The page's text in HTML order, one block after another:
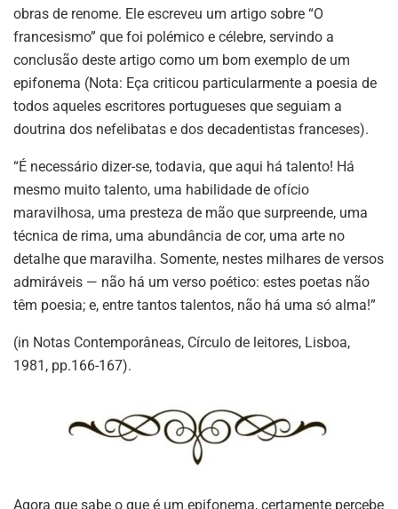
obras de renome. Ele escreveu um artigo sobre “O
francesismo” que foi polémico e célebre, servindo a
conclusão deste artigo como um bom exemplo de um
epifonema (Nota: Eça criticou particularmente a poesia de
todos aqueles escritores portugueses que seguiam a
doutrina dos nefelibatas e dos decadentistas franceses).
“É necessário dizer-se, todavia, que aqui há talento! Há
mesmo muito talento, uma habilidade de ofício
maravilhosa, uma presteza de mão que surpreende, uma
técnica de rima, uma abundância de cor, uma arte no
detalhe que maravilha. Somente, nestes milhares de versos
admiráveis — não há um verso poético: estes poetas não
têm poesia; e, entre tantos talentos, não há uma só alma!”
(in Notas Contemporâneas, Círculo de leitores, Lisboa,
1981, pp.166-167).
Agora que sabe o que é um epifonema, certamente percebe